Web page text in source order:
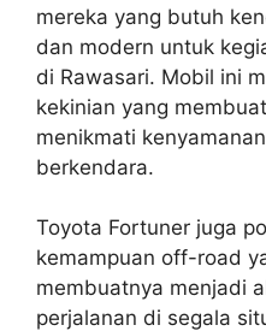
mereka yang butuh
dan modern untuk
di Rawasari. Mobil ini
kekinian yang
menikmati
berkendara.
Toyota Fortuner juga
kemampuan off-road
membuatnya menjadi
perjalanan di segala